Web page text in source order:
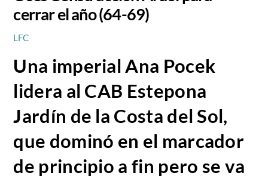
cerrar el año (64-69)
LFC
Una imperial Ana Pocek
lidera al CAB Estepona
Jardín de la Costa del Sol,
que dominó en el marcador
de principio a fin pero se va